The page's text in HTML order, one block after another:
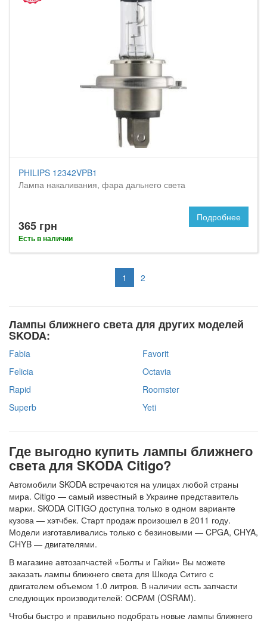
PHILIPS 12342VPB1
Лампа накаливания, фара дальнего света
365 грн
Есть в наличии
Подробнее
1 2
Лампы ближнего света для других моделей
SKODA:
Fabia
Favorit
Felicia
Octavia
Rapid
Roomster
Superb
Yeti
Где выгодно купить лампы ближнего
света для SKODA Citigo?
Автомобили SKODA встречаются на улицах любой страны
мира. Citigo — самый известный в Украине представитель
марки. SKODA CITIGO доступна только в одном варианте
кузова — хэтчбек. Старт продаж произошел в 2011 году.
Модели изготавливались только с безиновыми — CPGA, CHYA,
CHYB — двигателями.
В магазине автозапчастей «Болты и Гайки» Вы можете
заказать лампы ближнего света для Шкода Ситиго с
двигателем объемом 1.0 литров. В наличии есть запчасти
следующих производителей: ОСРАМ (OSRAM).
Чтобы быстро и правильно подобрать новые лампы ближнего